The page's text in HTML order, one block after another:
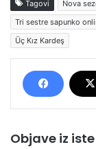
Tagovi Nova
Tri sestre sapunko
Üç Kız Kardeş
Objave iz